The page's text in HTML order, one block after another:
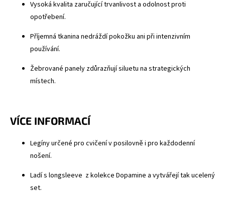
Vysoká kvalita zaručující trvanlivost a odolnost proti
opotřebení.
Příjemná tkanina nedráždí pokožku ani při intenzivním
používání.
Žebrované panely zdůrazňují siluetu na strategických
místech.
VÍCE INFORMACÍ
Legíny určené pro cvičení v posilovně i pro každodenní
nošení.
Ladí s longsleeve z kolekce Dopamine a vytvářejí tak ucelený
set.